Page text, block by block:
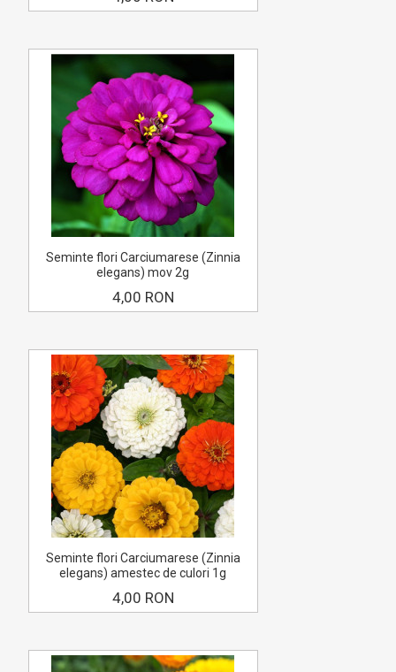
Seminte flori Carciumarese (Zinnia
elegans) mov 2g
4,00 RON
Seminte flori Carciumarese (Zinnia
elegans) amestec de culori 1g
4,00 RON